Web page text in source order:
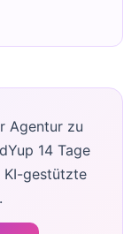
Agentur zu
14 Tage
KI-gestützte